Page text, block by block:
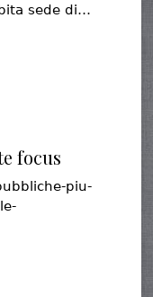
sede di…
focus
piu-